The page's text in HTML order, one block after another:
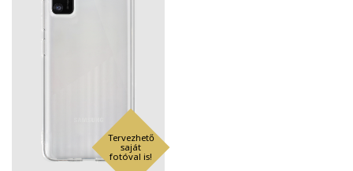
Tervezhető
saját
fotóval is!